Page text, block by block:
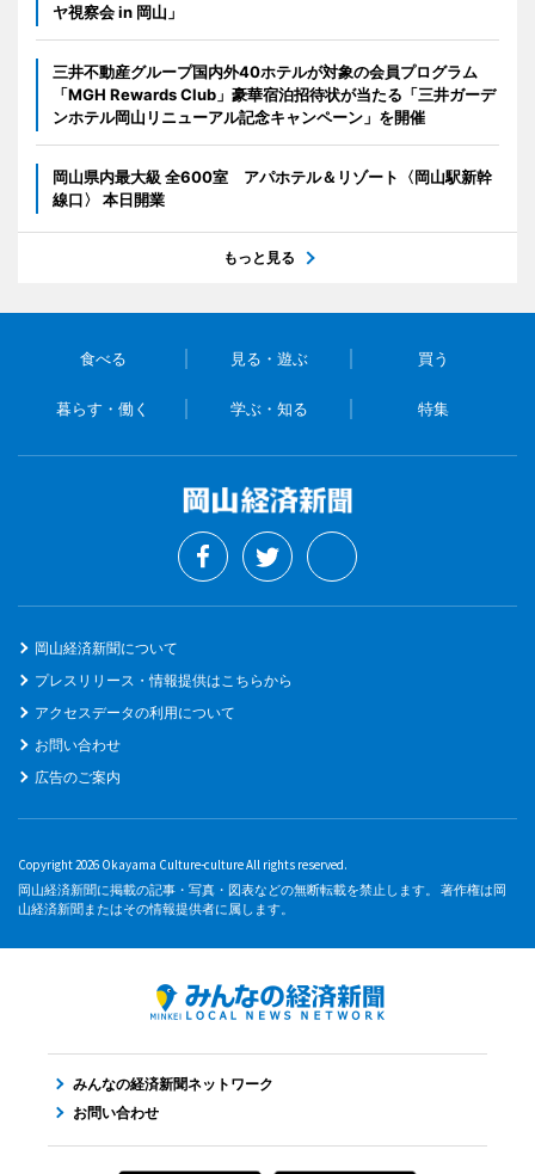
ヤ視察会 in 岡山」
三井不動産グループ国内外40ホテルが対象の会員プログラム
「MGH Rewards Club」豪華宿泊招待状が当たる「三井ガーデ
ンホテル岡山リニューアル記念キャンペーン」を開催
岡山県内最大級 全600室 アパホテル＆リゾート〈岡山駅新幹
線口〉 本日開業
もっと見る
食べる 見る・遊ぶ 買う
暮らす・働く 学ぶ・知る 特集
岡山経済新聞について
プレスリリース・情報提供はこちらから
アクセスデータの利用について
お問い合わせ
広告のご案内
Copyright 2026 Okayama Culture-culture All rights reserved.
岡山経済新聞に掲載の記事・写真・図表などの無断転載を禁止します。 著作権は岡
山経済新聞またはその情報提供者に属します。
みんなの経済新聞ネットワーク
お問い合わせ